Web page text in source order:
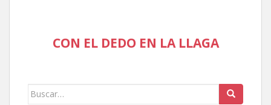
CON EL DEDO EN LA LLAGA
Buscar: